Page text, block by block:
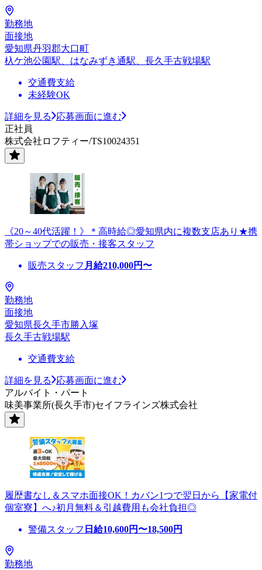
勤務地
面接地
愛知県丹羽郡大口町
杁ケ池公園駅、はなみずき通駅、長久手古戦場駅
交通費支給
未経験OK
詳細を見る
応募画面に進む
正社員
株式会社ロフティー/TS10024351
《20～40代活躍！》＊高時給◎愛知県内に複数支店あり★携
帯ショップでの販売・接客スタッフ
販売スタッフ 月給210,000円〜
勤務地
面接地
愛知県長久手市勝入塚
長久手古戦場駅
交通費支給
詳細を見る
応募画面に進む
アルバイト・パート
味美事業所(長久手市)セイフラインズ株式会社
履歴書なし＆スマホ面接OK！カバン1つで翌日から【家電付
個室寮】へ♪初月無料＆引越費用も会社負担◎
警備スタッフ 日給10,600円〜18,500円
勤務地